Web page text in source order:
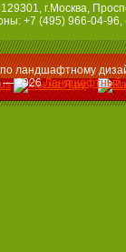
г.Москва,
+7 (495) 966-04-96,
по ландшафтному
— 2026Ландшафтный